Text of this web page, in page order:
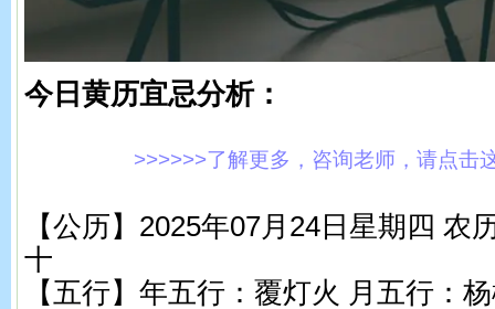
今日黄历宜忌分析：
>>>>>>了解更多，咨询老师，请点击
【公历】2025年07月24日星期四 农
十
【五行】年五行：覆灯火 月五行：